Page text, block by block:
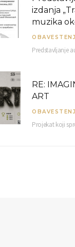
izdanja
muzika
RE:
ART